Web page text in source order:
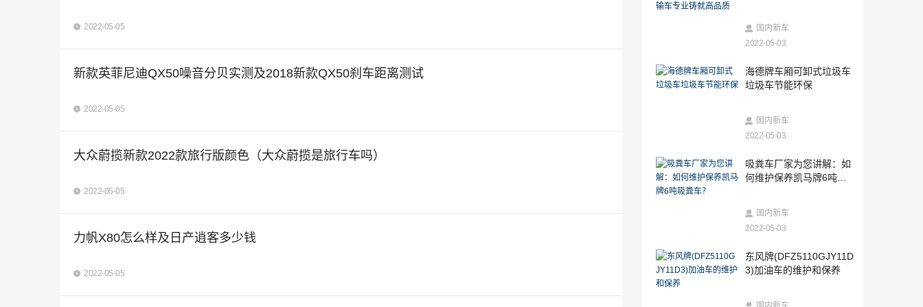
2022-05-05
新款英菲尼迪QX50噪音分贝实测及2018新款QX50刹车距离测试
2022-05-05
大众蔚揽新款2022款旅行版颜色（大众蔚揽是旅行车吗）
2022-05-05
力帆X80怎么样及日产逍客多少钱
2022-05-05
2022-05-05
哈弗F5驾驶体验感受及起亚K5插电混动试
新款英菲尼迪QX50噪音分贝实测及2018
新款QX50刹车距离测试
陕汽德龙新M3000怎么样及全新一代卡罗
奇瑞瑞虎8怎么样及第十代雅阁多少钱
马牌新胎tc6好还是uc6好（马牌tc6和uc6
奥迪的大型跨界轿跑车加入兄弟俱乐部
国内新车
2022-05-03
海德牌车厢可卸式垃圾车
垃圾车节能环保
国内新车
2022-05-03
吸粪车厂家为您讲解：如
何维护保养凯马牌6吨吸
国内新车
2022-05-03
东风牌(DFZ5110GJY11D
3)加油车的维护和保养